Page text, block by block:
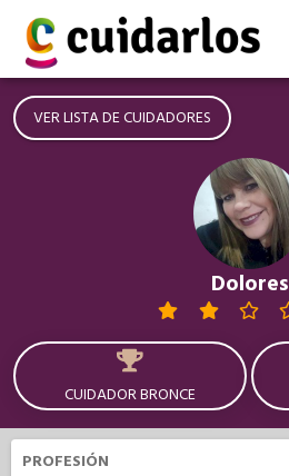
VER LISTA DE CUIDADORES
Dolores
CUIDADOR BRONCE
PROFESIÓN